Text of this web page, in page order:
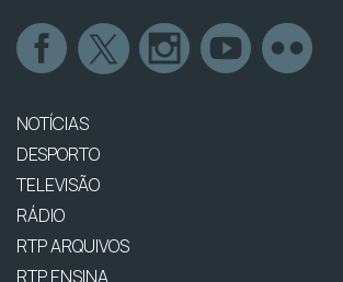
NOTÍCIAS
DESPORTO
TELEVISÃO
RÁDIO
RTP ARQUIVOS
RTP ENSINA